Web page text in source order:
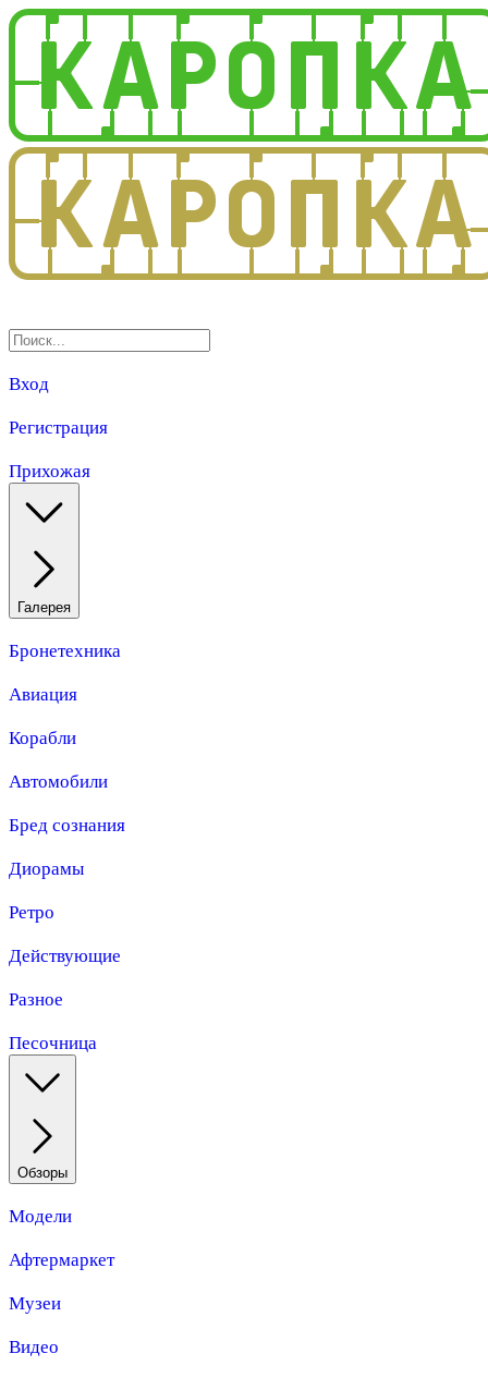
Вход
Регистрация
Прихожая
Галерея
Бронетехника
Авиация
Корабли
Автомобили
Бред сознания
Диорамы
Ретро
Действующие
Разное
Песочница
Обзоры
Модели
Афтермаркет
Музеи
Видео